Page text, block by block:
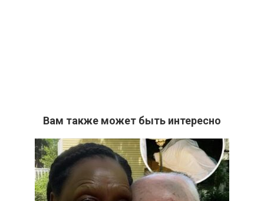
Вам также может быть интересно